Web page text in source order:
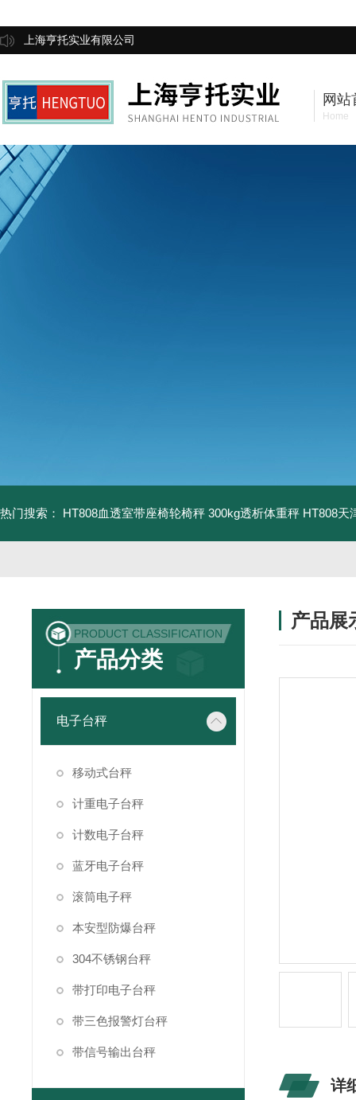
上海亨托实业有限公司
网站
Home
热门搜索： HT808血透室带座椅轮椅秤 300kg透析体重秤 HT808天
PRODUCT CLASSIFICATION
产品分类
电子台秤
移动式台秤
计重电子台秤
计数电子台秤
蓝牙电子台秤
滚筒电子秤
本安型防爆台秤
304不锈钢台秤
带打印电子台秤
带三色报警灯台秤
带信号输出台秤
产品展
详